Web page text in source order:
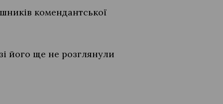
комендантської
його ще не розглянули